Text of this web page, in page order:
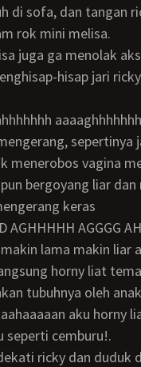
di sofa, dan tangan
rok mini melisa.
hisap jari
menerobos vagina
keras
AGHHHHH AGGGG
horny liat
tubuhnya oleh
seperti cemburu!.